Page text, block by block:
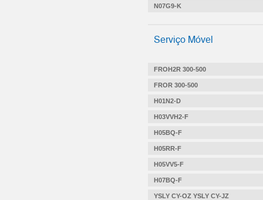
N07G9-K
Serviço Móvel
FROH2R 300-500
FROR 300-500
H01N2-D
H03VVH2-F
H05BQ-F
H05RR-F
H05VV5-F
H07BQ-F
YSLY CY-OZ YSLY CY-JZ